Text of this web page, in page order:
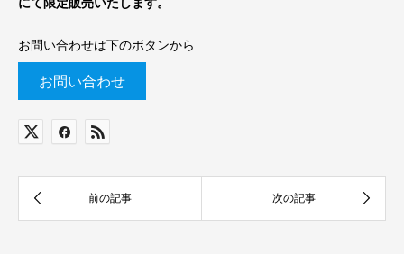
にて限定販売いたします。
お問い合わせは下のボタンから
お問い合わせ